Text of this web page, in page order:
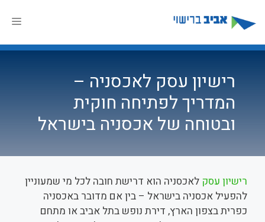
לתוכן
רישיון עסק לאכסניה –
המדריך לפתיחה חוקית
ובטוחה של אכסניה בישראל
רישיון עסק לאכסניה הוא דרישת חובה לכל מי שמעוניין
להפעיל אכסניה בישראל – בין אם מדובר באכסניה
כפרית בצפון הארץ, דירת נופש בתל אביב או מתחם